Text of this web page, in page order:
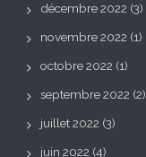
décembre 2022 (3)
novembre 2022 (1)
octobre 2022 (1)
septembre 2022 (2)
juillet 2022 (3)
juin 2022 (4)